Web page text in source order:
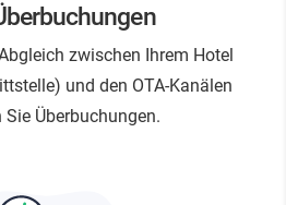
zwischen Ihrem Hotel
und den OTA-Kanälen
Sie Überbuchungen.